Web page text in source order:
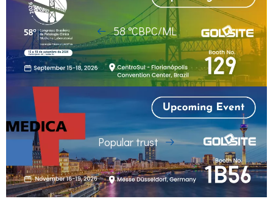
58 °CBPC/ML
Popular trust